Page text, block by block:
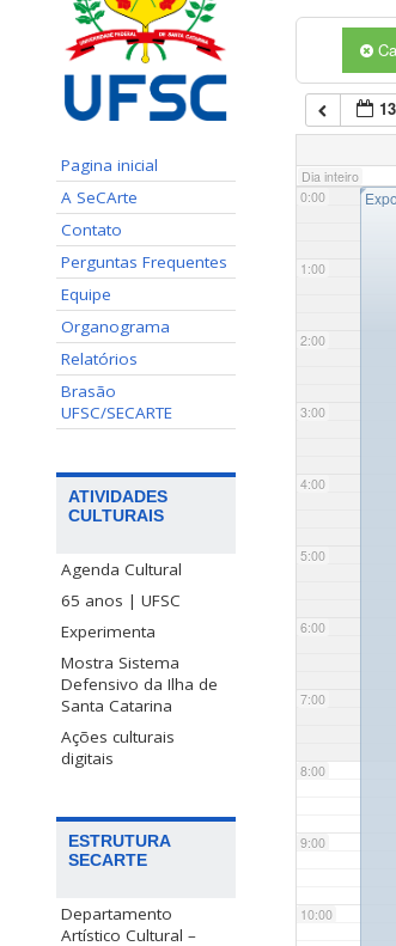
Pagina inicial
A SeCArte
Contato
Perguntas Frequentes
Equipe
Organograma
Relatórios
Brasão
UFSC/SECARTE
ATIVIDADES
CULTURAIS
Agenda Cultural
65 anos | UFSC
Experimenta
Mostra Sistema
Defensivo da Ilha de
Santa Catarina
Ações culturais
digitais
ESTRUTURA
SECARTE
Departamento
Artístico Cultural –
Dia inteiro
0:00
1:00
2:00
3:00
4:00
5:00
6:00
7:00
8:00
9:00
10:00
◤